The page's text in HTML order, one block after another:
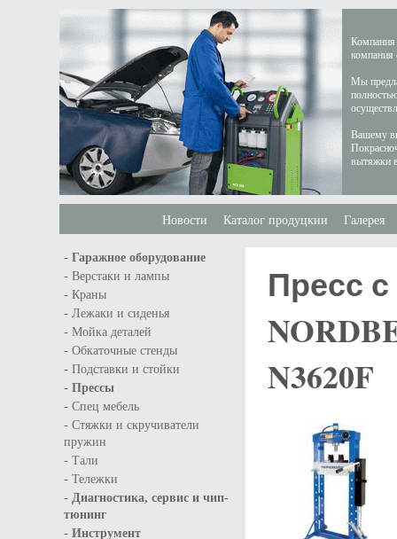
Компания
компания
Мы
Вашему
вытяжки
Новости Каталог продуцкии Галерея
- Гаражное оборудование
- Верстаки и лампы
- Краны
- Лежаки и сиденья
- Мойка деталей
- Обкаточные стенды
- Подставки и стойки
- Прессы
- Спец мебель
- Стяжки и скручиватели
пружин
- Тали
- Тележки
- Диагностика, сервис и чип-
тюнинг
- Инструмент
Пресс
N3620F